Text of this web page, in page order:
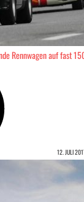
Rennwagen auf fast
12. JULI